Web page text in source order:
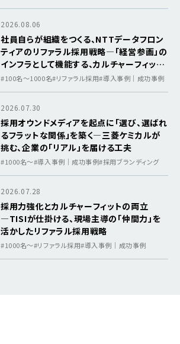
2026.08.06
社員自らが組織をつくる、NTTデータフロン
ティアのリファラル採用戦略―「経営参画」の
インフラとして機能する、カルチャーフィット
を軸にした採用基盤
#100名～1000名#リファラル採用#導入事例｜成功事例
2026.07.30
採用オウンドメディアを起点に「選び、選ばれ
るフラットな関係」を築く―三菱ケミカルが
挑む、企業の「リアル」を届ける工夫
#1000名〜#導入事例｜成功事例#採用ブランディング
2026.07.28
採用力強化とカルチャーフィットの両立
―TISIが仕掛ける、現場主導の「仲間力」を
活かしたリファラル採用戦略
#1000名〜#リファラル採用#導入事例｜成功事例